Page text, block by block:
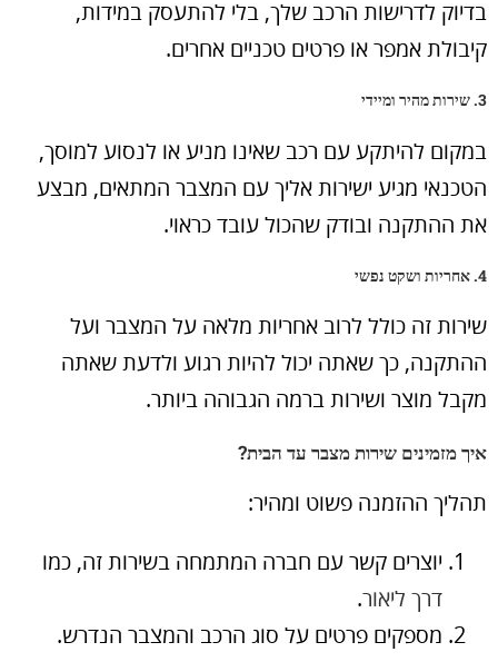
בדיוק לדרישות הרכב שלך, בלי להתעסק במידות,
קיבולת אמפר או פרטים טכניים אחרים.
3. שירות מהיר ומיידי
במקום להיתקע עם רכב שאינו מניע או לנסוע למוסך,
הטכנאי מגיע ישירות אליך עם המצבר המתאים, מבצע
את ההתקנה ובודק שהכול עובד כראוי.
4. אחריות ושקט נפשי
שירות זה כולל לרוב אחריות מלאה על המצבר ועל
ההתקנה, כך שאתה יכול להיות רגוע ולדעת שאתה
מקבל מוצר ושירות ברמה הגבוהה ביותר.
איך מזמינים שירות מצבר עד הבית?
תהליך ההזמנה פשוט ומהיר:
יוצרים קשר עם חברה המתמחה בשירות זה, כמו
דרך ליאור.
מספקים פרטים על סוג הרכב והמצבר הנדרש.